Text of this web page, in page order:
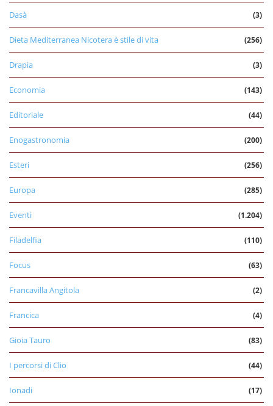
Dasà (3)
Dieta Mediterranea Nicotera è stile di vita (256)
Drapia (3)
Economia (143)
Editoriale (44)
Enogastronomia (200)
Esteri (256)
Europa (285)
Eventi (1.204)
Filadelfia (110)
Focus (63)
Francavilla Angitola (2)
Francica (4)
Gioia Tauro (83)
I percorsi di Clio (44)
Ionadi (17)